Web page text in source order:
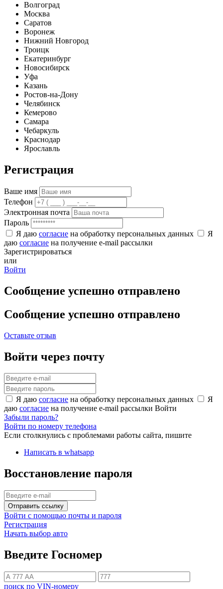
Волгоград
Москва
Саратов
Воронеж
Нижний Новгород
Троицк
Екатеринбург
Новосибирск
Уфа
Казань
Ростов-на-Дону
Челябинск
Кемерово
Самара
Чебаркуль
Краснодар
Ярославль
Регистрация
Ваше имя
Телефон
Электронная почта
Пароль
Я даю согласие на обработку персональных данных
Я
даю согласие на получение e-mail рассылки
Зарегистрироваться
или
Войти
Сообщение успешно отправлено
Сообщение успешно отправлено
Оставьте отзыв
Войти через почту
Я даю согласие на обработку персональных данных
Я
даю согласие на получение e-mail рассылки Войти
Забыли пароль?
Войти по номеру телефона
Если столкнулись с проблемами работы сайта, пишите
Написать в whatsapp
Восстановление пароля
Отправить ссылку
Войти с помощью почты и пароля
Регистрация
Начать выбор авто
Введите Госномер
поиск по VIN-номеру